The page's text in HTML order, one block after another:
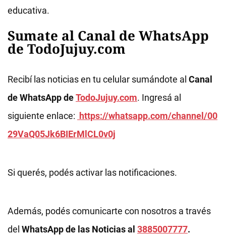
educativa.
Sumate al Canal de WhatsApp
de TodoJujuy.com
Recibí las noticias en tu celular sumándote al Canal
de WhatsApp deTodoJujuy.com. Ingresá al
siguiente enlace: https://whatsapp.com/channel/00
29VaQ05Jk6BIErMlCL0v0j
Si querés, podés activar las notificaciones.
Además, podés comunicarte con nosotros a través
del WhatsApp de las Noticias al 3885007777.